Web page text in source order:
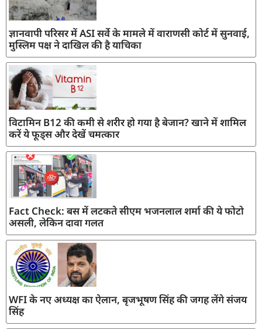
ज्ञानवापी परिसर में ASI सर्वे के मामले में वाराणसी कोर्ट में सुनवाई,
मुस्लिम पक्ष ने दाखिल की है याचिका
विटामिन B12 की कमी से शरीर हो गया है बेजान? खाने में शामिल
करें ये फूड्स और देखें चमत्कार
Fact Check: बस में लटकते सीएम भजनलाल शर्मा की ये फोटो
असली, लेकिन दावा गलत
WFI के नए अध्यक्ष का ऐलान, बृजभूषण सिंह की जगह लेंगे संजय
सिंह